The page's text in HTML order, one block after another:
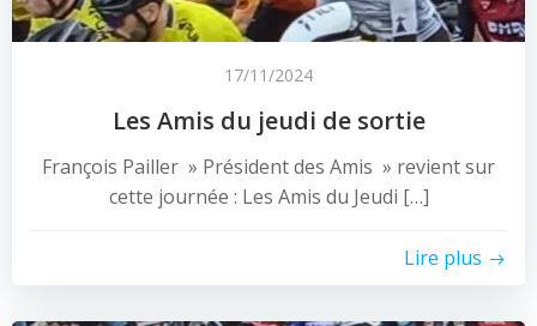
17/11/2024
Les Amis du jeudi de sortie
François Pailler » Président des Amis » revient sur
cette journée : Les Amis du Jeudi […]
Lire plus